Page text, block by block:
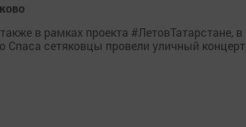
в рамках проекта #ЛетовТатарстане, в
Спаса сетяковцы провели уличный концерт.